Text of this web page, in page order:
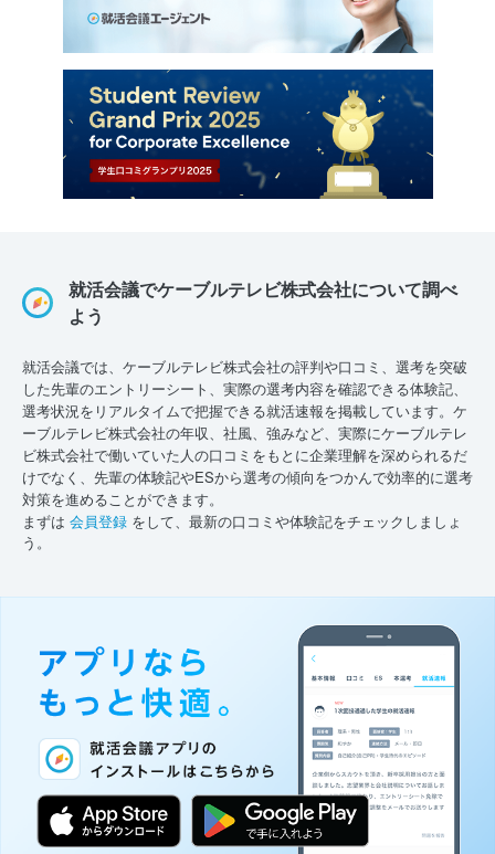
就活会議でケーブルテレビ株式会社について調べ
よう
就活会議では、ケーブルテレビ株式会社の評判や口コミ、選考を突破
した先輩のエントリーシート、実際の選考内容を確認できる体験記、
選考状況をリアルタイムで把握できる就活速報を掲載しています。ケ
ーブルテレビ株式会社の年収、社風、強みなど、実際にケーブルテレ
ビ株式会社で働いていた人の口コミをもとに企業理解を深められるだ
けでなく、先輩の体験記やESから選考の傾向をつかんで効率的に選考
対策を進めることができます。
まずは 会員登録 をして、最新の口コミや体験記をチェックしましょ
う。